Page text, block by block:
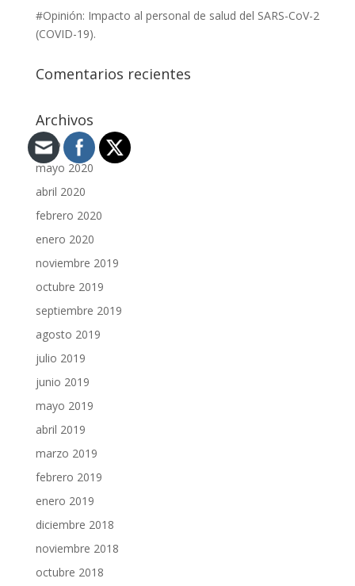
#Opinión: Impacto al personal de salud del SARS-CoV-2
(COVID-19).
Comentarios recientes
Archivos
junio 2020
mayo 2020
abril 2020
febrero 2020
enero 2020
noviembre 2019
octubre 2019
septiembre 2019
agosto 2019
julio 2019
junio 2019
mayo 2019
abril 2019
marzo 2019
febrero 2019
enero 2019
diciembre 2018
noviembre 2018
octubre 2018